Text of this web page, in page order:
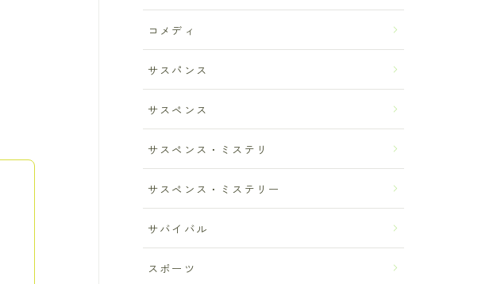
コメディ
サスパンス
サスペンス
サスペンス・ミステリ
サスペンス・ミステリー
サバイバル
スポーツ